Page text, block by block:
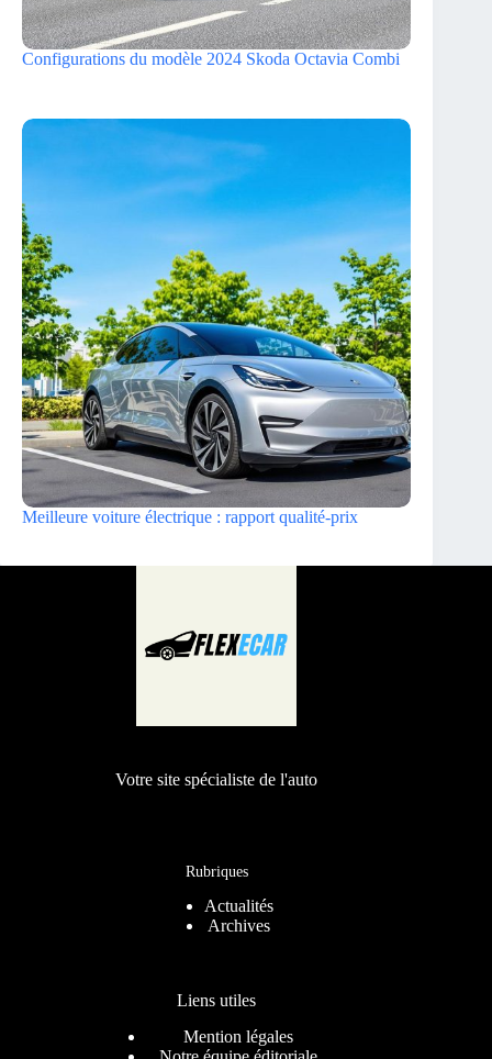
Configurations du modèle 2024 Skoda Octavia Combi
Meilleure voiture électrique : rapport qualité-prix
Votre site spécialiste de l'auto
Rubriques
Actualités
Archives
Liens utiles
Mention légales